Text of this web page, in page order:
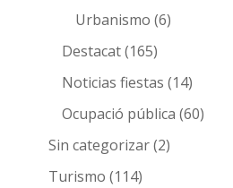
Urbanismo (6)
Destacat(165)
Noticias fiestas (14)
Ocupació pública (60)
Sin categorizar(2)
Turismo (114)